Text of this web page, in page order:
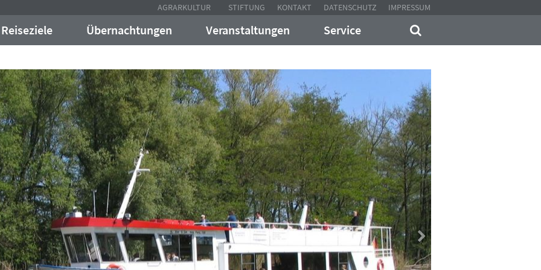
AGRARKULTUR STIFTUNG KONTAKT DATENSCHUTZ IMPRESSUM
Reiseziele Übernachtungen Veranstaltungen Service